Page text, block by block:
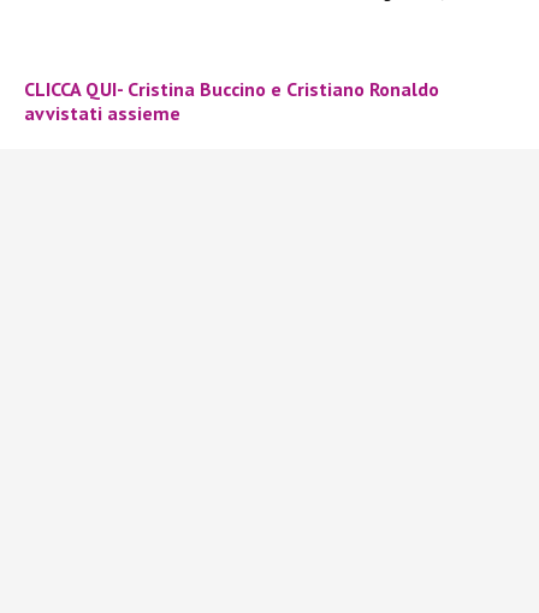
CLICCA QUI- Cristina Buccino e Cristiano Ronaldo
avvistati assieme